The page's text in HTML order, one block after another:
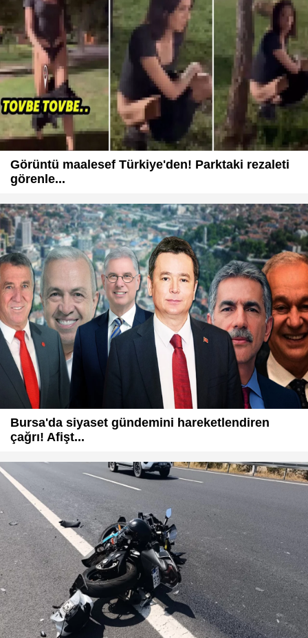
Görüntü maalesef Türkiye'den! Parktaki rezaleti
görenle...
Bursa'da siyaset gündemini hareketlendiren
çağrı! Afişt...